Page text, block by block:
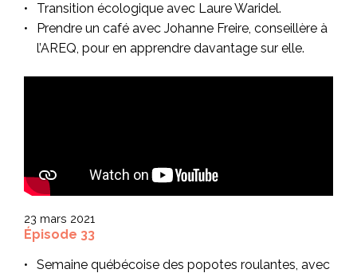
Transition écologique avec Laure Waridel.
Prendre un café avec Johanne Freire, conseillère à
l’AREQ, pour en apprendre davantage sur elle.
23 mars 2021
Épisode 33
Semaine québécoise des popotes roulantes, avec